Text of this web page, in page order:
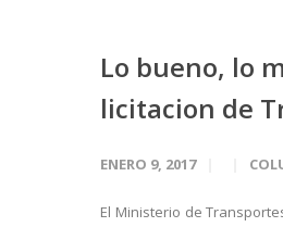
Lo bueno, lo
licitacion de
ENERO 9, 2017
El Ministerio de